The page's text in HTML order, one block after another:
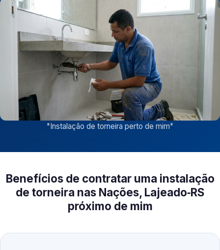
"Instalação de torneira perto de mim"
Benefícios de contratar uma instalação
de torneira nas Nações, Lajeado‑RS
próximo de mim